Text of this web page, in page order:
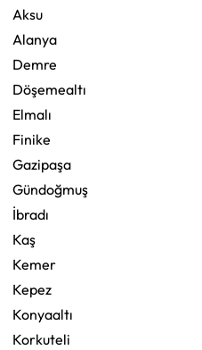
Aksu
Alanya
Demre
Döşemealtı
Elmalı
Finike
Gazipaşa
Gündoğmuş
İbradı
Kaş
Kemer
Kepez
Konyaaltı
Korkuteli